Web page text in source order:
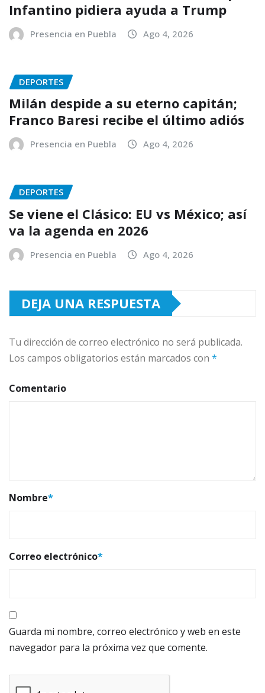
Infantino pidiera ayuda a Trump
Presencia en Puebla Ago 4, 2026
DEPORTES
Milán despide a su eterno capitán;
Franco Baresi recibe el último adiós
Presencia en Puebla Ago 4, 2026
DEPORTES
Se viene el Clásico: EU vs México; así
va la agenda en 2026
Presencia en Puebla Ago 4, 2026
DEJA UNA RESPUESTA
Tu dirección de correo electrónico no será publicada.
Los campos obligatorios están marcados con *
Comentario
Nombre*
Correo electrónico*
Guarda mi nombre, correo electrónico y web en este
navegador para la próxima vez que comente.